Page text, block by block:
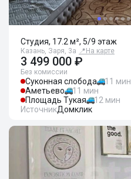
Студия, 17.2 м², 5/9 этаж
Казань, Заря, 3а 📍 На карте
3 499 000 ₽
Без комиссии
Суконная слобода
11 мин
Аметьево
11 мин
Площадь Тукая
12 мин
ИсточникДомклик